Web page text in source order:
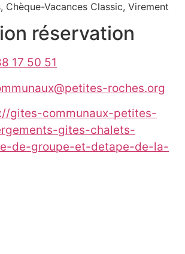
Chèque-Vacances Classic, Virement
réservation
17 50 51
roches.org
gites-communaux-petites-
gites-chalets-
de-groupe-et-detape-de-la-